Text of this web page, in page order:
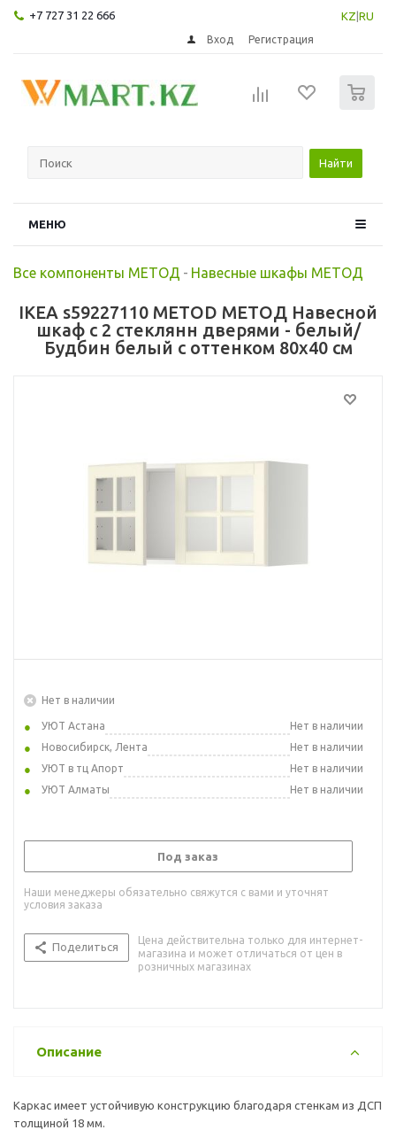
+7 727 31 22 666 KZ RU
Вход Регистрация
Найти
МЕНЮ
Все компоненты МЕТОД - Навесные шкафы МЕТОД
IKEA s59227110 METOD МЕТОД Навесной
шкаф с 2 стеклянн дверями - белый/
Будбин белый с оттенком 80x40 см
Нет в наличии
УЮТ Астана
Нет в наличии
Новосибирск, Лента
Нет в наличии
УЮТ в тц Апорт
Нет в наличии
УЮТ Алматы
Нет в наличии
Под заказ
Наши менеджеры обязательно свяжутся с вами и уточнят
условия заказа
Поделиться
Цена действительна только для интернет-
магазина и может отличаться от цен в
розничных магазинах
Описание
Каркас имеет устойчивую конструкцию благодаря стенкам из ДСП
толщиной 18 мм.